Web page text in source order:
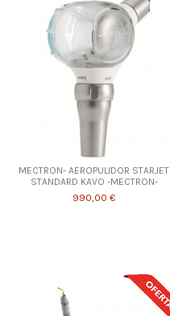
MECTRON- AEROPULIDOR STARJET
STANDARD KAVO -MECTRON-
990,00 €